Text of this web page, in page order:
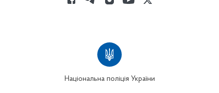
Національна поліція України